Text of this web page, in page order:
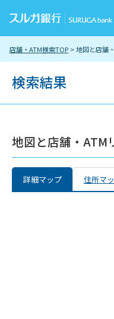
店舗・ATM検索TOP > 地図と店舗
検索結果
地図と店舗・ATM
詳細マップ 住所マ